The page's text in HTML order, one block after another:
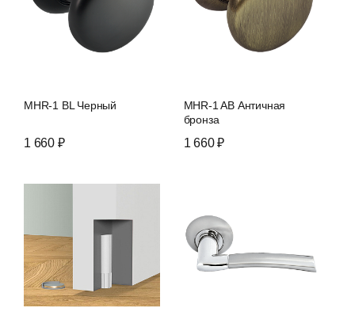
MHR-1 BL Черный
1 660 ₽
MHR-1 AB Античная
бронза
1 660 ₽